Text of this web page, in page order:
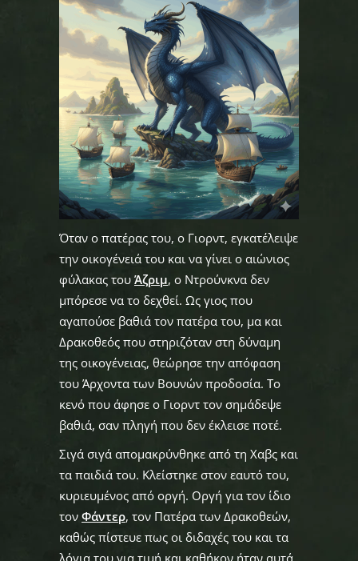
Όταν ο πατέρας του, ο Γιορντ, εγκατέλειψε
την οικογένειά του και να γίνει ο αιώνιος
φύλακας του Άζριμ, ο Ντρούνκνα δεν
μπόρεσε να το δεχθεί. Ως γιος που
αγαπούσε βαθιά τον πατέρα του, μα και
Δρακοθεός που στηριζόταν στη δύναμη
της οικογένειας, θεώρησε την απόφαση
του Άρχοντα των Βουνών προδοσία. Το
κενό που άφησε ο Γιορντ τον σημάδεψε
βαθιά, σαν πληγή που δεν έκλεισε ποτέ.
Σιγά σιγά απομακρύνθηκε από τη Χαβς και
τα παιδιά του. Κλείστηκε στον εαυτό του,
κυριευμένος από οργή. Οργή για τον ίδιο
τον Φάντερ, τον Πατέρα των Δρακοθεών,
καθώς πίστευε πως οι διδαχές του και τα
λόγια του για τιμή και καθήκον ήταν αυτά